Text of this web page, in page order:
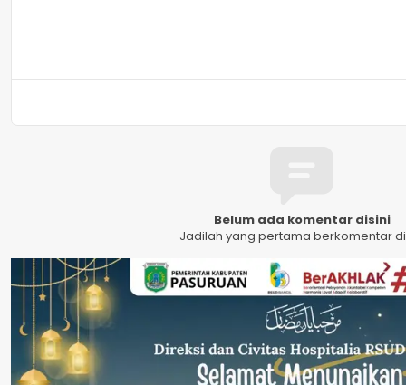
Belum ada komentar disini
Jadilah yang pertama berkomentar